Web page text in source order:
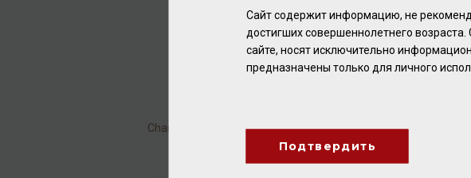
Chantelys 10,5% 0,75л
Chantelys 13% 0,75л
Сайт содержит информацию, не
достигших совершеннолетнего
сайте, носят исключительно
предназначены только для личного
Подтвердить